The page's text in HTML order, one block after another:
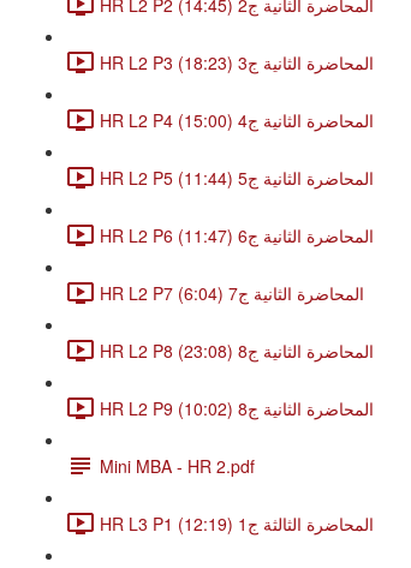
HR L2 P3 المحاضرة الثانية ج3 (18:23)
HR L2 P4 المحاضرة الثانية ج4 (15:00)
HR L2 P5 المحاضرة الثانية ج5 (11:44)
HR L2 P6 المحاضرة الثانية ج6 (11:47)
HR L2 P7 المحاضرة الثانية ج7 (6:04)
HR L2 P8 المحاضرة الثانية ج8 (23:08)
HR L2 P9 المحاضرة الثانية ج8 (10:02)
Mini MBA - HR 2.pdf
HR L3 P1 المحاضرة الثالثة ج1 (12:19)